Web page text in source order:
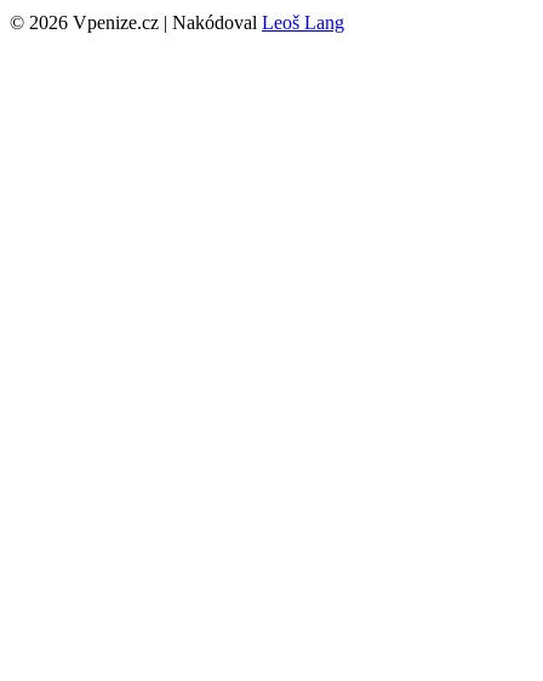
© 2026 Vpenize.cz | Nakódoval Leoš Lang